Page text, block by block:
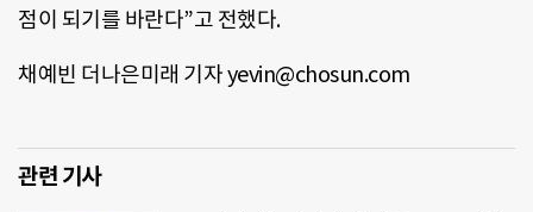
점이 되기를 바란다”고 전했다.
채예빈 더나은미래 기자 yevin@chosun.com
관련 기사